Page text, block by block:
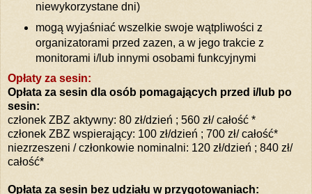
niewykorzystane dni)
mogą wyjaśniać wszelkie swoje wątpliwości z
organizatorami przed zazen, a w jego trakcie z
monitorami i/lub innymi osobami funkcyjnymi
Opłaty za sesin:
Opłata za sesin dla osób pomagających przed i/lub po
sesin:
członek ZBZ aktywny: 80 zł/dzień ; 560 zł/ całość *
członek ZBZ wspierający: 100 zł/dzień ; 700 zł/ całość*
niezrzeszeni / członkowie nominalni: 120 zł/dzień ; 840 zł/
całość*
Opłata za sesin bez udziału w przygotowaniach: